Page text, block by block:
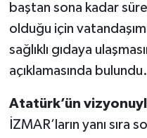
baştan sona kadar
olduğu için
sağlıklı gıdaya
açıklamasında bulundu.
Atatürk’ün
İZMAR’ların yanı sıra